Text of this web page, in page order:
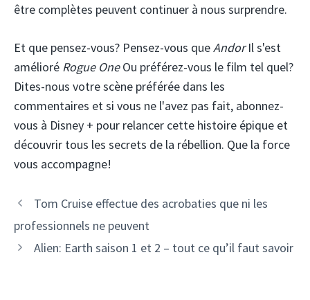
être complètes peuvent continuer à nous surprendre.
Et que pensez-vous? Pensez-vous queAndorIl s'est
amélioré Rogue OneOu préférez-vous le film tel quel?
Dites-nous votre scène préférée dans les
commentaires et si vous ne l'avez pas fait, abonnez-
vous à Disney + pour relancer cette histoire épique et
découvrir tous les secrets de la rébellion. Que la force
vous accompagne!
Tom Cruise effectue des acrobaties que ni les
professionnels ne peuvent
Alien: Earth saison 1 et 2 – tout ce qu’il faut savoir